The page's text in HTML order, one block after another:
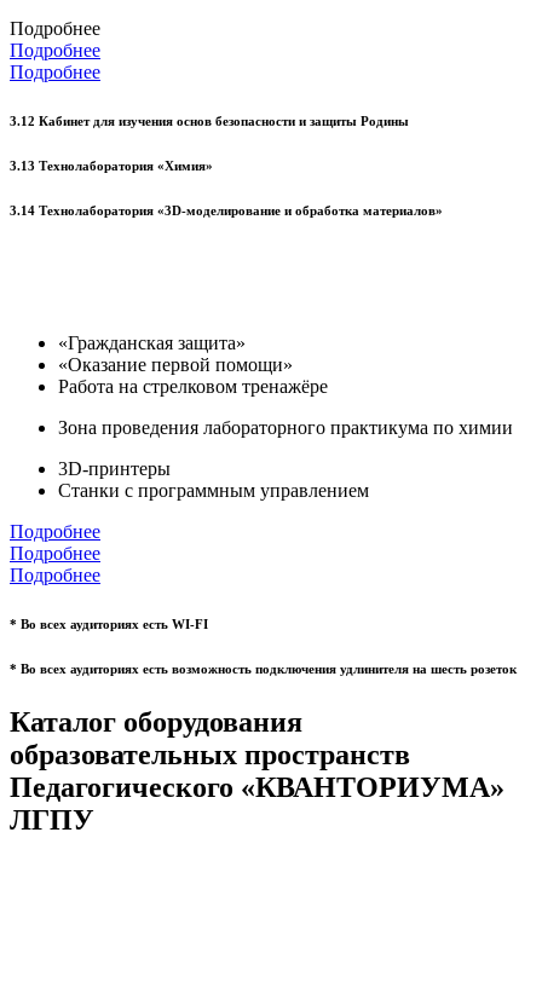
Подробнее
Подробнее
Подробнее
3.12 Кабинет для изучения основ безопасности и защиты Родины
3.13 Технолаборатория «Химия»
3.14 Технолаборатория «3D-моделирование и обработка материалов»
«Гражданская защита»
«Оказание первой помощи»
Работа на стрелковом тренажёре
Зона проведения лабораторного практикума по химии
3D-принтеры
Станки с программным управлением
Подробнее
Подробнее
Подробнее
* Во всех аудиториях есть WI-FI
* Во всех аудиториях есть возможность подключения удлинителя на шесть розеток
Каталог оборудования
образовательных пространств
Педагогического «КВАНТОРИУМА»
ЛГПУ